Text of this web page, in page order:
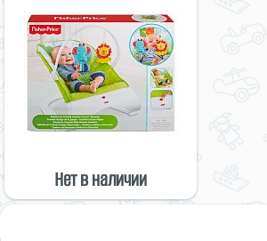
Нет в наличии